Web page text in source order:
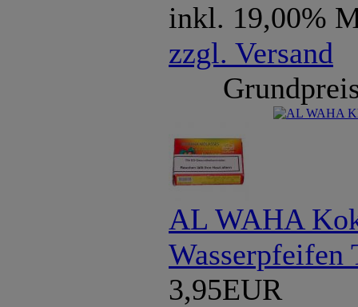
inkl. 19,00%
zzgl. Versand
AL WAHA
Wasserpfeifen
3,95EUR